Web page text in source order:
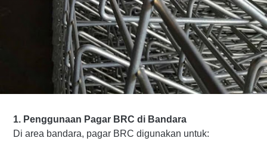
1. Penggunaan Pagar BRC di Bandara
Di area bandara, pagar BRC digunakan untuk: